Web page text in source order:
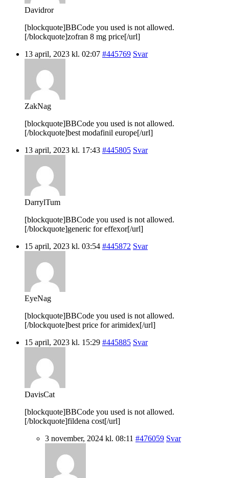
Davidror
[blockquote]BBCode you used is not allowed.
[/blockquote]zofran 8 mg price[/url]
13 april, 2023 kl. 02:07 #445769 Svar
ZakNag
[blockquote]BBCode you used is not allowed.
[/blockquote]best modafinil europe[/url]
13 april, 2023 kl. 17:43 #445805 Svar
DarrylTum
[blockquote]BBCode you used is not allowed.
[/blockquote]generic for effexor[/url]
15 april, 2023 kl. 03:54 #445872 Svar
EyeNag
[blockquote]BBCode you used is not allowed.
[/blockquote]best price for arimidex[/url]
15 april, 2023 kl. 15:29 #445885 Svar
DavisCat
[blockquote]BBCode you used is not allowed.
[/blockquote]fildena cost[/url]
3 november, 2024 kl. 08:11 #476059 Svar